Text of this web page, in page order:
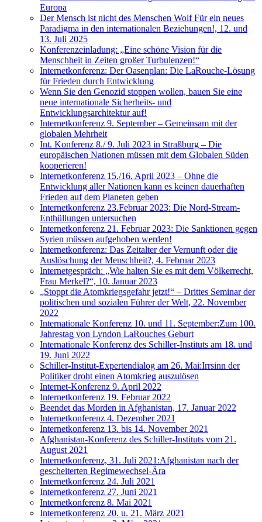
Europa
Der Mensch ist nicht des Menschen Wolf Für ein neues
Paradigma in den internationalen Beziehungen!, 12. und
13. Juli 2025
Konferenzeinladung: „Eine schöne Vision für die
Menschheit in Zeiten großer Turbulenzen!“
Internetkonferenz: Der Oasenplan: Die LaRouche-Lösung
für Frieden durch Entwicklung
Wenn Sie den Genozid stoppen wollen, bauen Sie eine
neue internationale Sicherheits- und
Entwicklungsarchitektur auf!
Internetkonferenz 9. September – Gemeinsam mit der
globalen Mehrheit
Int. Konferenz 8./ 9. Juli 2023 in Straßburg – Die
europäischen Nationen müssen mit dem Globalen Süden
kooperieren!
Internetkonferenz 15./16. April 2023 – Ohne die
Entwicklung aller Nationen kann es keinen dauerhaften
Frieden auf dem Planeten geben
Internetkonferenz 23.Februar 2023: Die Nord-Stream-
Enthüllungen untersuchen
Internetkonferenz 21. Februar 2023: Die Sanktionen gegen
Syrien müssen aufgehoben werden!
Internetkonferenz: Das Zeitalter der Vernunft oder die
Auslöschung der Menschheit?, 4. Februar 2023
Internetgespräch: „Wie halten Sie es mit dem Völkerrecht,
Frau Merkel?“, 10. Januar 2023
„Stoppt die Atomkriegsgefahr jetzt!“ – Drittes Seminar der
politischen und sozialen Führer der Welt, 22. November
2022
Internationale Konferenz 10. und 11. September:Zum 100.
Jahrestag von Lyndon LaRouches Geburt
Internationale Konferenz des Schiller-Instituts am 18. und
19. Juni 2022
Schiller-Institut-Expertendialog am 26. Mai:Irrsinn der
Politiker droht einen Atomkrieg auszulösen
Internet-Konferenz 9. April 2022
Internetkonferenz 19. Februar 2022
Beendet das Morden in Afghanistan, 17. Januar 2022
Internetkonferenz 4. Dezember 2021
Internetkonferenz 13. bis 14. November 2021
Afghanistan-Konferenz des Schiller-Instituts vom 21.
August 2021
Internetkonferenz, 31. Juli 2021:Afghanistan nach der
gescheiterten Regimewechsel-Ära
Internetkonferenz 24. Juli 2021
Internetkonferenz 27. Juni 2021
Internetkonferenz 8. Mai 2021
Internetkonferenz 20. u. 21. März 2021